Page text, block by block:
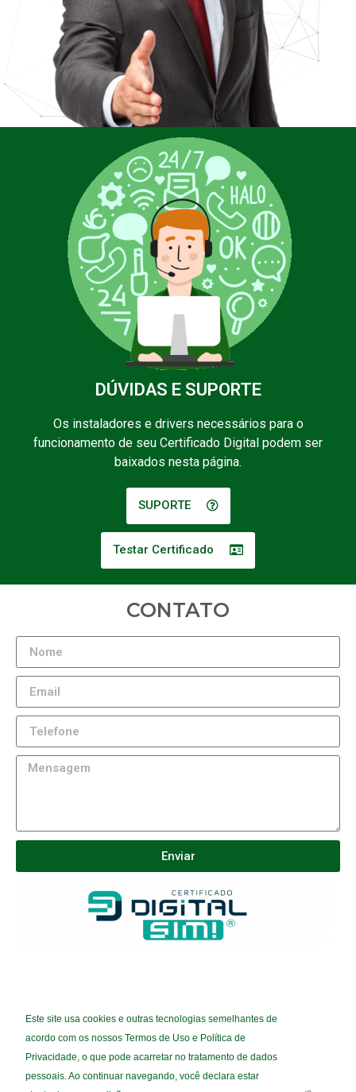
Este site usa cookies e outras tecnologias semelhantes de
acordo com os nossos Termos de Uso e Política de
Privacidade, o que pode acarretar no tratamento de dados
pessoais. Ao continuar navegando, você declara estar
DÚVIDAS E SUPORTE
Os instaladores e drivers necessários para o
funcionamento de seu Certificado Digital podem ser
baixados nesta página.
SUPORTE
Testar Certificado
CONTATO
Enviar
(35) 3221-9675
SAC@CERTIFICADODIGITALSIM.COM.BR